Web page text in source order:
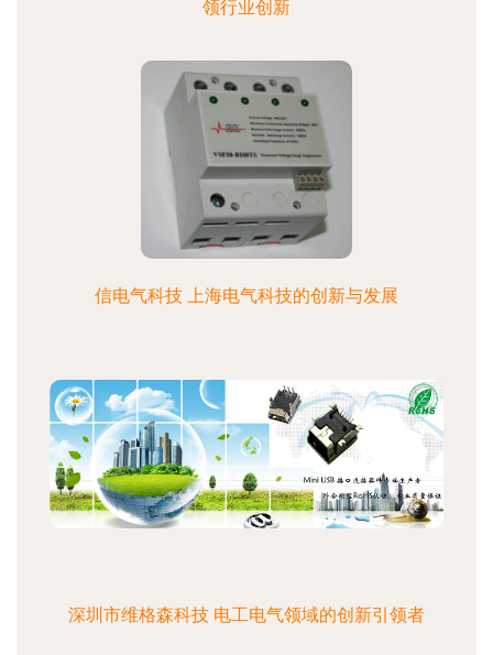
领行业创新
信电气科技 上海电气科技的创新与发展
深圳市维格森科技 电工电气领域的创新引领者